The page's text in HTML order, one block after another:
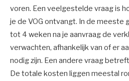
voren. Een veelgestelde vraag is
je de VOG ontvangt. In de meeste
tot 4 weken na je aanvraag de
verwachten, afhankelijk van of er
nodig zijn. Een andere vraag
De totale kosten liggen meestal